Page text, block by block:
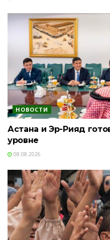
НОВОСТИ
Астана и Эр-Рияд
уровне
08.08.2026